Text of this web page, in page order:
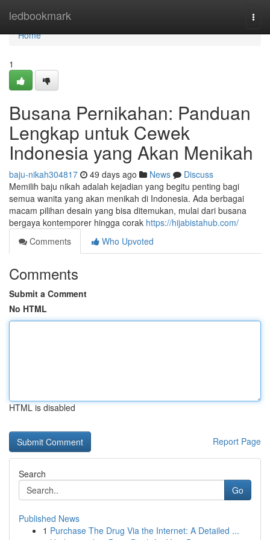
ledbookmark
Home
Home
1
Busana Pernikahan: Panduan
Lengkap untuk Cewek
Indonesia yang Akan Menikah
baju-nikah304817 49 days ago News
Discuss
Memilih baju nikah adalah kejadian yang begitu penting bagi
semua wanita yang akan menikah di Indonesia. Ada berbagai
macam pilihan desain yang bisa ditemukan, mulai dari busana
bergaya kontemporer hingga corak https://hijabistahub.com/
Comments
Who Upvoted
Comments
Submit a Comment
No HTML
HTML is disabled
Report Page
Search
Go
Published News
1 Purchase The Drug Via the Internet: A Detailed ...